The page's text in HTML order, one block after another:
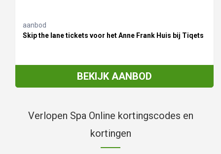
aanbod
Skip the lane tickets voor het Anne Frank Huis bij Tiqets
BEKIJK AANBOD
Verlopen Spa Online kortingscodes en
kortingen